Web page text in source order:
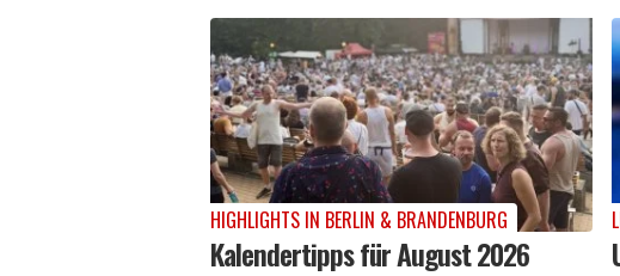
HIGHLIGHTS IN BERLIN & BRANDENBURG
Kalendertipps für August 2026